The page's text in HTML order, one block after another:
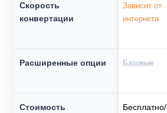
Скорость
конвертации
Зависит от
интернета
Расширенные опции Базовые
Стоимость
Бесплатно/